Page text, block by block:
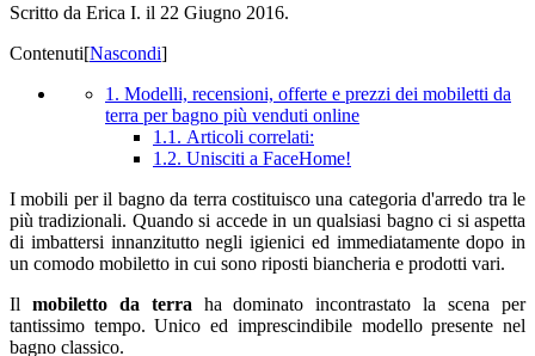
Scritto da Erica I. il 22 Giugno 2016.
Contenuti[Nascondi]
1. Modelli, recensioni, offerte e prezzi dei mobiletti da
terra per bagno più venduti online
1.1. Articoli correlati:
1.2. Unisciti a FaceHome!
I mobili per il bagno da terra costituisco una categoria d'arredo tra le
più tradizionali. Quando si accede in un qualsiasi bagno ci si aspetta
di imbattersi innanzitutto negli igienici ed immediatamente dopo in
un comodo mobiletto in cui sono riposti biancheria e prodotti vari.
Il mobiletto da terra ha dominato incontrastato la scena per
tantissimo tempo. Unico ed imprescindibile modello presente nel
bagno classico.